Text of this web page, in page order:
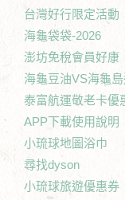
台灣好行限定活動
海龜袋袋-2026
澎坊免稅會員好康
海龜豆油VS海龜
泰富航運敬老卡優
APP下載使用說明
小琉球地圖浴巾
尋找dyson
小琉球旅遊優惠券